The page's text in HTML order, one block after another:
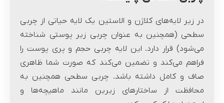
در زیر لایه‌های کلاژن و الاستین یک لایه حیاتی از چربی
سطحی (همچنین به عنوان چربی زیر پوستی شناخته
می‌شود) قرار دارد. این لایه چربی حجم و پری پوست را
فراهم می‌کند و تضمین می‌کند که صورت شما ظاهری
صاف و کامل داشته باشد. چربی سطحی همچنین به
محافظت از ساختارهای زیرین مانند ماهیچه‌ها و